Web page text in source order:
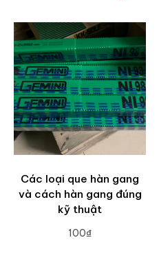
Các loại que hàn gang
và cách hàn gang đúng
kỹ thuật
100₫